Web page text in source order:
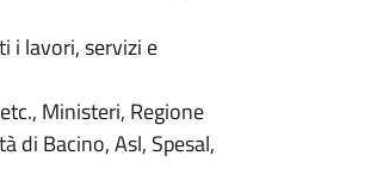
i lavori, servizi e
Ministeri, Regione
di Bacino, Asl, Spesal,